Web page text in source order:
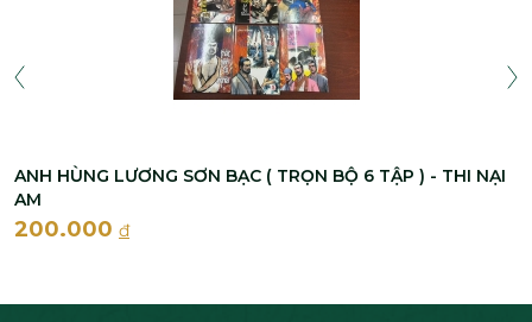
ANH HÙNG LƯƠNG SƠN BẠC ( TRỌN BỘ 6 TẬP ) - THI NẠI
AM
200.000 đ